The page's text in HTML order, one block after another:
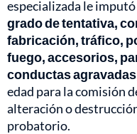
especializada le imputó
grado de tentativa,
fabricación, tráfico,
fuego, accesorios,
conductas agravadas
edad para la comisión
alteración o
probatorio.